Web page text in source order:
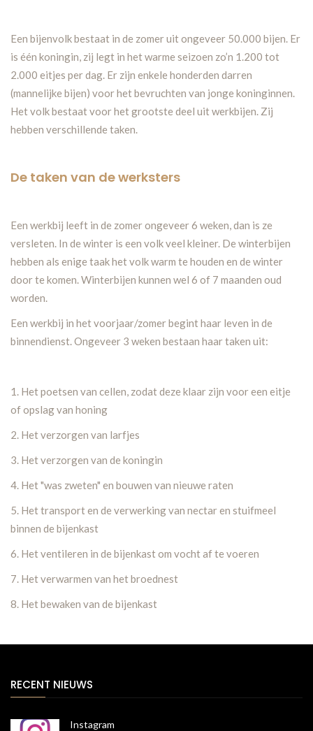
Een bijenvolk bestaat in de zomer uit ongeveer 50.000 bijen. Er
is één koningin, zij legt in het warme seizoen zo’n 1.200 tot
2.000 eitjes per dag. Er zijn enkele honderden darren
(mannelijke bijen) voor het bevruchten van jonge koninginnen.
Het volk bestaat voor het grootste deel uit werkbijen. Zij
hebben verschillende taken.
De taken van de werksters
Een werkbij leeft in de zomer ongeveer 6 weken, dan is ze
versleten. In de winter is een volk veel kleiner. De winterbijen
hebben als enige taak het volk warm te houden en de winter
door te komen. Winterbijen kunnen wel 6 of 7 maanden oud
worden.
Een werkbij in het voorjaar/zomer begint haar leven in de
binnendienst. Ongeveer 3 weken bestaan haar taken uit:
1. Het poetsen van cellen, zodat deze klaar zijn voor een eitje
of opslag van honing
2. Het verzorgen van larfjes
3. Het verzorgen van de koningin
4. Het "was zweten" en bouwen van nieuwe raten
5. Het transport en de verwerking van nectar en stuifmeel
binnen de bijenkast
6. Het ventileren in de bijenkast om vocht af te voeren
7. Het verwarmen van het broednest
8. Het bewaken van de bijenkast
RECENT NIEUWS
Instagram